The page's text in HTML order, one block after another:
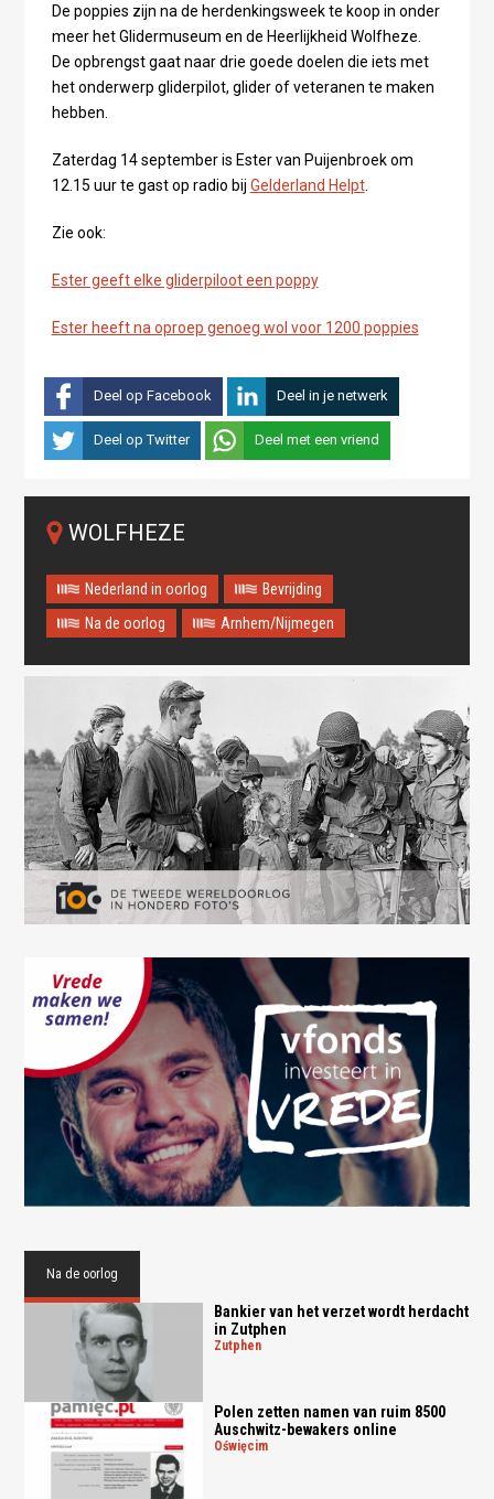
De poppies zijn na de herdenkingsweek te koop in onder
meer het Glidermuseum en de Heerlijkheid Wolfheze.
De opbrengst gaat naar drie goede doelen die iets met
het onderwerp gliderpilot, glider of veteranen te maken
hebben.
Zaterdag 14 september is Ester van Puijenbroek om
12.15 uur te gast op radio bij Gelderland Helpt.
Zie ook:
Ester geeft elke gliderpiloot een poppy
Ester heeft na oproep genoeg wol voor 1200 poppies
Deel op Facebook Deel in je netwerk
Deel op Twitter Deel met een vriend
WOLFHEZE
Nederland in oorlog
Bevrijding
Na de oorlog
Arnhem/Nijmegen
Na de oorlog
Bankier van het verzet wordt herdacht
in Zutphen
zutphen
Polen zetten namen van ruim 8500
Auschwitz-bewakers online
oświęcim